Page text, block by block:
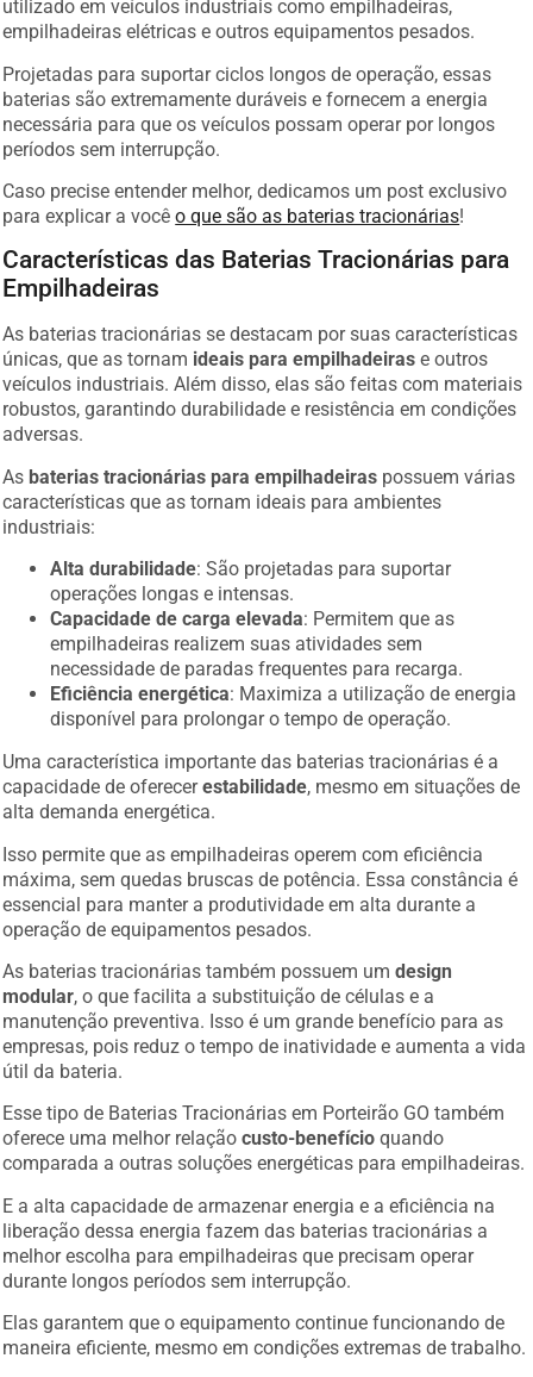
utilizado em veículos industriais como empilhadeiras,
empilhadeiras elétricas e outros equipamentos pesados.
Projetadas para suportar ciclos longos de operação, essas
baterias são extremamente duráveis e fornecem a energia
necessária para que os veículos possam operar por longos
períodos sem interrupção.
Caso precise entender melhor, dedicamos um post exclusivo
para explicar a vocêo que são as baterias tracionárias!
Características das Baterias Tracionárias para
Empilhadeiras
As baterias tracionárias se destacam por suas características
únicas, que as tornam ideais para empilhadeiras e outros
veículos industriais. Além disso, elas são feitas com materiais
robustos, garantindo durabilidade e resistência em condições
adversas.
As baterias tracionárias para empilhadeiras possuem várias
características que as tornam ideais para ambientes
industriais:
Alta durabilidade: São projetadas para suportar
operações longas e intensas.
Capacidade de carga elevada: Permitem que as
empilhadeiras realizem suas atividades sem
necessidade de paradas frequentes para recarga.
Eficiência energética: Maximiza a utilização de energia
disponível para prolongar o tempo de operação.
Uma característica importante das baterias tracionárias é a
capacidade de oferecerestabilidade, mesmo em situações de
alta demanda energética.
Isso permite que as empilhadeiras operem com eficiência
máxima, sem quedas bruscas de potência. Essa constância é
essencial para manter a produtividade em alta durante a
operação de equipamentos pesados.
As baterias tracionárias também possuem umdesign
modular, o que facilita a substituição de células e a
manutenção preventiva. Isso é um grande benefício para as
empresas, pois reduz o tempo de inatividade e aumenta a vida
útil da bateria.
Esse tipo de Baterias Tracionárias em Porteirão GO também
oferece uma melhor relaçãocusto-benefício quando
comparada a outras soluções energéticas para empilhadeiras.
E a alta capacidade de armazenar energia e a eficiência na
liberação dessa energia fazem das baterias tracionárias a
melhor escolha para empilhadeiras que precisam operar
durante longos períodos sem interrupção.
Elas garantem que o equipamento continue funcionando de
maneira eficiente, mesmo em condições extremas de trabalho.